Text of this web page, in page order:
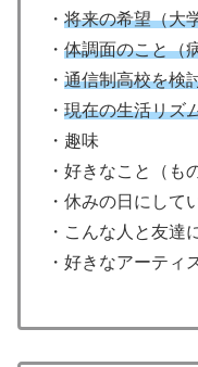
・ 将来の希望（大
・ 体調面のこと（
・ 通信制高校を検
・ 現在の生活リズ
・趣味
・好きなこと（も
・休みの日にして
・こんな人と友達
・好きなアーティ